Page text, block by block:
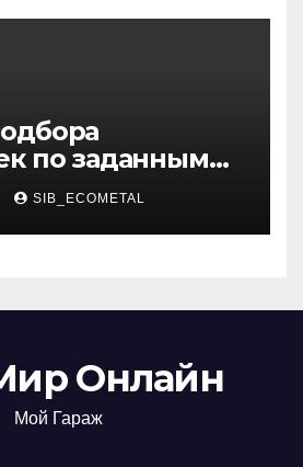
по заданным
SIB_ECOMETAL
Онлайн
Мой Гараж